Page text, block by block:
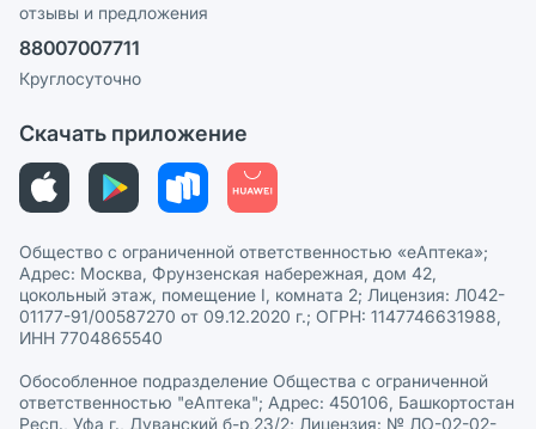
Ваши товары на ЕАПТЕКЕ
Политика конфиденциальности
Пользовательское соглашение
Политика рекомендаций
Этика и соответствие
Политика в отношении обработки персональных данных
отзывы и предложения
88007007711
Круглосуточно
Скачать приложение
Общество с ограниченной ответственностью «еАптека»;
Адрес: Москва, Фрунзенская набережная, дом 42,
цокольный этаж, помещение I, комната 2; Лицензия: Л042-
01177-91/00587270 от 09.12.2020 г.; ОГРН: 1147746631988,
ИНН 7704865540
Обособленное подразделение Общества с ограниченной
ответственностью "еАптека"; Адрес: 450106, Башкортостан
Респ., Уфа г., Дуванский б-р,23/2; Лицензия: № ЛО-02-02-